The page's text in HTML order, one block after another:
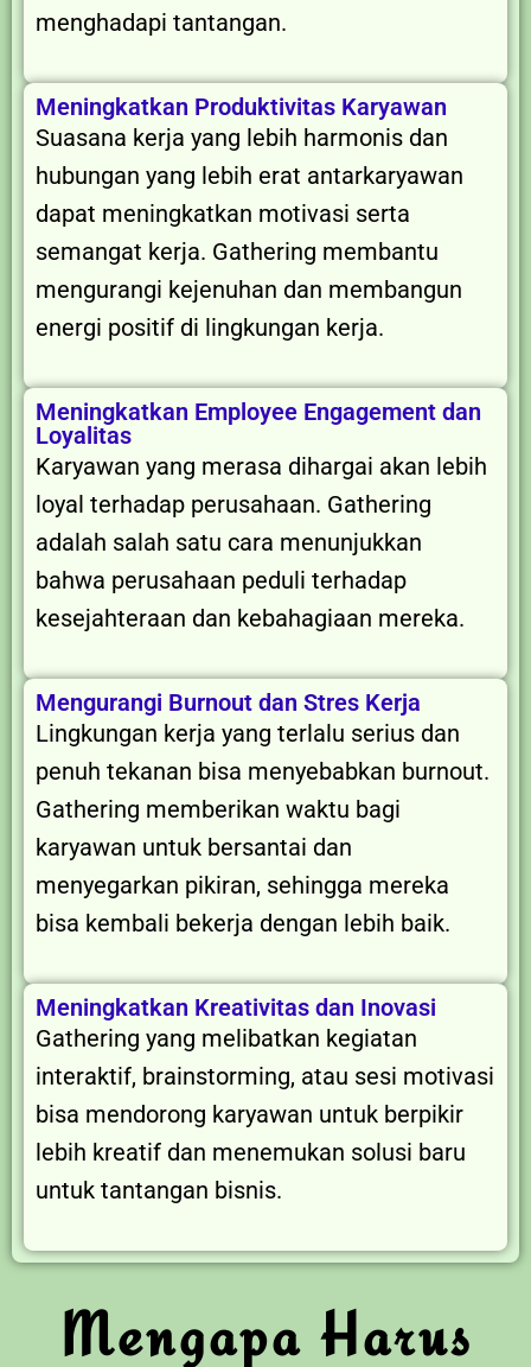
menghadapi tantangan.
Meningkatkan Produktivitas Karyawan
Suasana kerja yang lebih harmonis dan
hubungan yang lebih erat antarkaryawan
dapat meningkatkan motivasi serta
semangat kerja. Gathering membantu
mengurangi kejenuhan dan membangun
energi positif di lingkungan kerja.
Meningkatkan Employee Engagement dan
Loyalitas
Karyawan yang merasa dihargai akan lebih
loyal terhadap perusahaan. Gathering
adalah salah satu cara menunjukkan
bahwa perusahaan peduli terhadap
kesejahteraan dan kebahagiaan mereka.
Mengurangi Burnout dan Stres Kerja
Lingkungan kerja yang terlalu serius dan
penuh tekanan bisa menyebabkan burnout.
Gathering memberikan waktu bagi
karyawan untuk bersantai dan
menyegarkan pikiran, sehingga mereka
bisa kembali bekerja dengan lebih baik.
Meningkatkan Kreativitas dan Inovasi
Gathering yang melibatkan kegiatan
interaktif, brainstorming, atau sesi motivasi
bisa mendorong karyawan untuk berpikir
lebih kreatif dan menemukan solusi baru
untuk tantangan bisnis.
Mengapa Harus